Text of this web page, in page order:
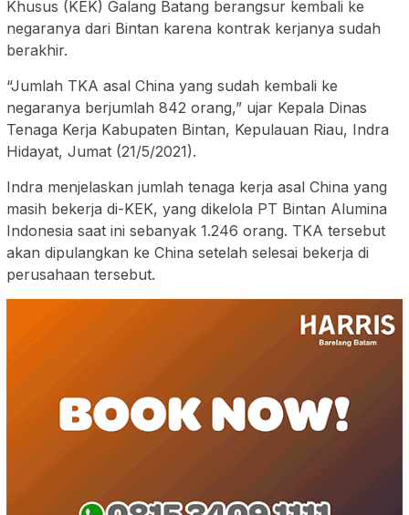
Khusus (KEK) Galang Batang berangsur kembali ke
negaranya dari Bintan karena kontrak kerjanya sudah
berakhir.
“Jumlah TKA asal China yang sudah kembali ke
negaranya berjumlah 842 orang,” ujar Kepala Dinas
Tenaga Kerja Kabupaten Bintan, Kepulauan Riau, Indra
Hidayat, Jumat (21/5/2021).
Indra menjelaskan jumlah tenaga kerja asal China yang
masih bekerja di-KEK, yang dikelola PT Bintan Alumina
Indonesia saat ini sebanyak 1.246 orang. TKA tersebut
akan dipulangkan ke China setelah selesai bekerja di
perusahaan tersebut.